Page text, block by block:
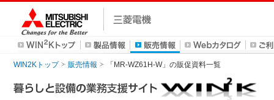
WIN2Kトップ 販売情報 「MR-WZ61H-W」の販促資料一覧